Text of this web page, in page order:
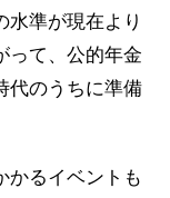
水準が現在より
って、公的年金
代のうちに準備
かるイベントも